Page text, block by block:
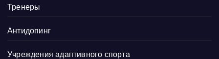
Тренеры
Антидопинг
Учреждения адаптивного спорта